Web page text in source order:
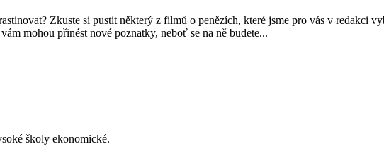
Zkuste si pustit některý z filmů o penězích, které jsme pro vás v redakci
mohou přinést nové poznatky, neboť se na ně budete...
školy ekonomické.